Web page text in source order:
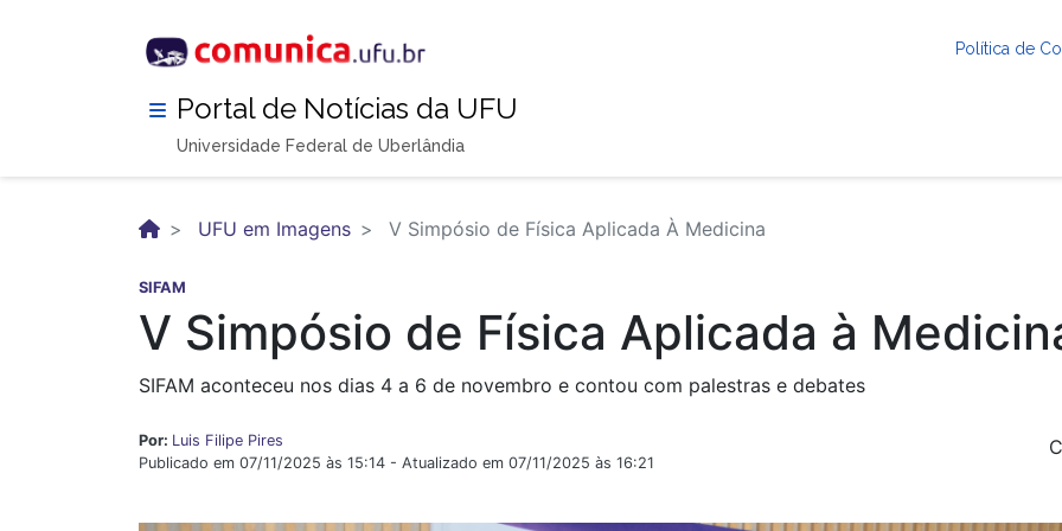
Política de
Portal de Notícias da UFU
Universidade Federal de Uberlândia
UFU em Imagens V Simpósio de Física Aplicada À Medicina
SIFAM
V Simpósio de Física Aplicada à
SIFAM aconteceu nos dias 4 a 6 de novembro e contou com palestras e debates
Por: Luis Filipe Pires
Publicado em 07/11/2025 às 15:14 - Atualizado em 07/11/2025 às 16:21